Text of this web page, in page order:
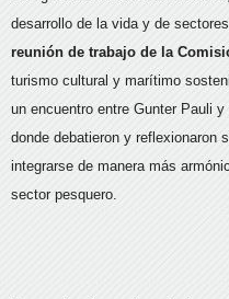
desarrollo de la vida y de
reunión de trabajo de la
turismo cultural y marítimo
un encuentro entre Gunter Pauli
donde debatieron y reflexionaron
integrarse de manera más
sector pesquero.